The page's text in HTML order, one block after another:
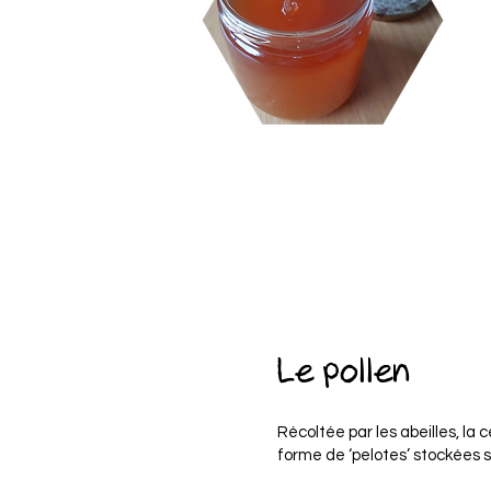
Le pollen
Récoltée par les abeilles, la
forme de ‘pelotes’ stockées